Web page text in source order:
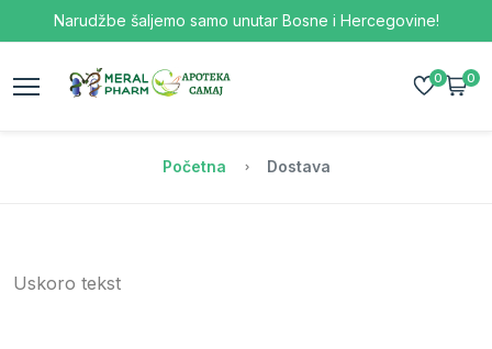
Narudžbe šaljemo samo unutar Bosne i Hercegovine!
0 0
Početna Dostava
Uskoro tekst